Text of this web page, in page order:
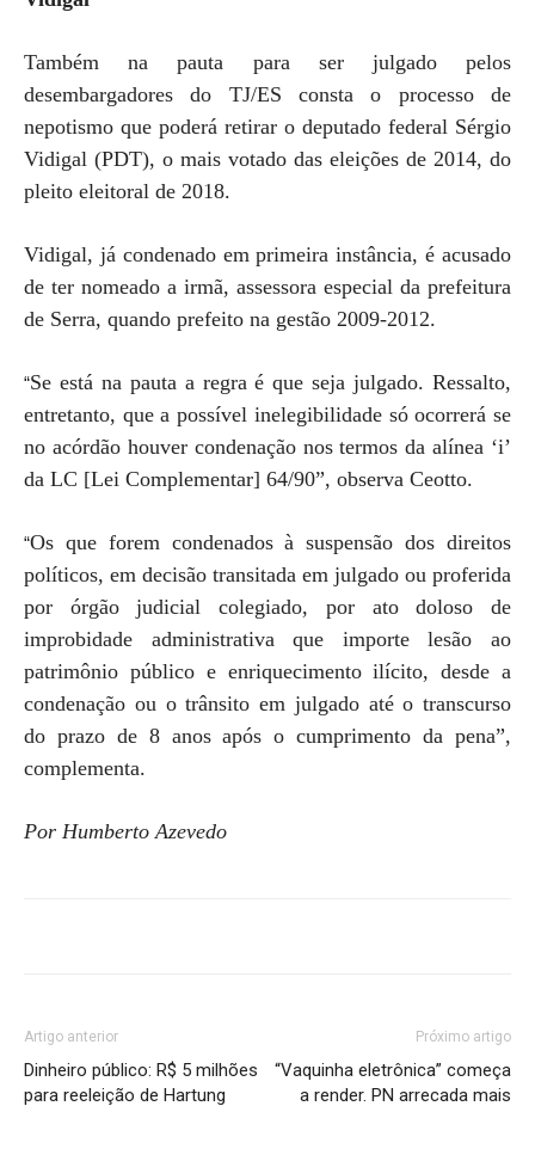
Também na pauta para ser julgado pelos
desembargadores do TJ/ES consta o processo de
nepotismo que poderá retirar o deputado federal Sérgio
Vidigal (PDT), o mais votado das eleições de 2014, do
pleito eleitoral de 2018.
Vidigal, já condenado em primeira instância, é acusado
de ter nomeado a irmã, assessora especial da prefeitura
de Serra, quando prefeito na gestão 2009-2012.
“Se está na pauta a regra é que seja julgado. Ressalto,
entretanto, que a possível inelegibilidade só ocorrerá se
no acórdão houver condenação nos termos da alínea ‘i’
da LC [Lei Complementar] 64/90”, observa Ceotto.
“Os que forem condenados à suspensão dos direitos
políticos, em decisão transitada em julgado ou proferida
por órgão judicial colegiado, por ato doloso de
improbidade administrativa que importe lesão ao
patrimônio público e enriquecimento ilícito, desde a
condenação ou o trânsito em julgado até o transcurso
do prazo de 8 anos após o cumprimento da pena”,
complementa.
Por Humberto Azevedo
Artigo anterior
Dinheiro público: R$ 5 milhões
para reeleição de Hartung
Próximo artigo
“Vaquinha eletrônica” começa
a render. PN arrecada mais